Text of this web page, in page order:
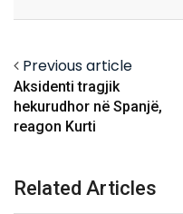
Previous article
Aksidenti tragjik
hekurudhor në Spanjë,
reagon Kurti
Related Articles